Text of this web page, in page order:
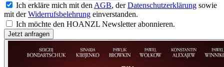
Ich erkläre mich mit den AGB, derDatenschutzerklärung sowie
mit derWiderrufsbelehrung einverstanden.
Ich möchte den HOANZL Newsletter abonnieren.